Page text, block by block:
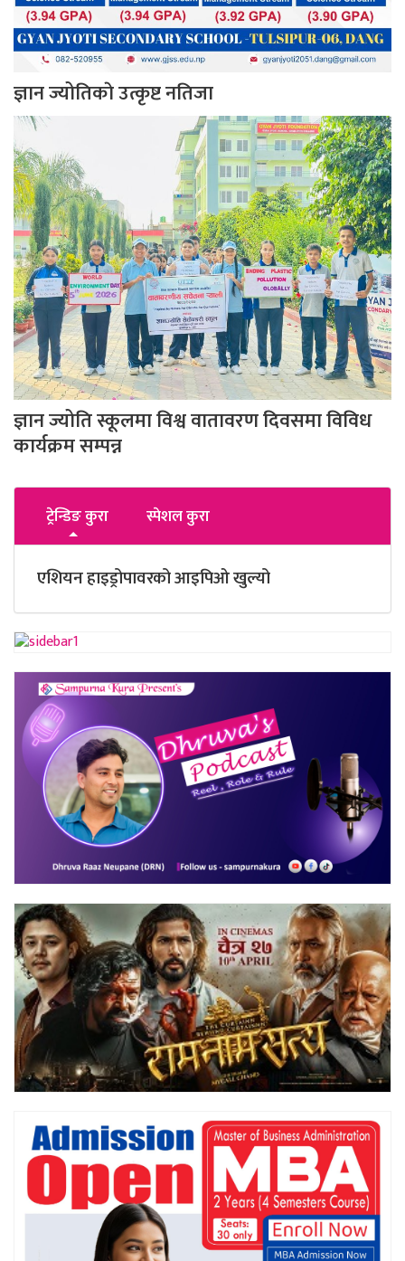
ज्ञान ज्योतिकाे उत्कृष्ट नतिजा
ज्ञान ज्योति स्कूलमा विश्व वातावरण दिवसमा विविध
कार्यक्रम सम्पन्न
ट्रेन्डिङ कुरा स्पेशल कुरा
एशियन हाइड्रोपावरको आइपिओ खुल्यो